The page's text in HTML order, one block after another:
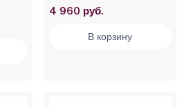
4 960 руб.
В корзину